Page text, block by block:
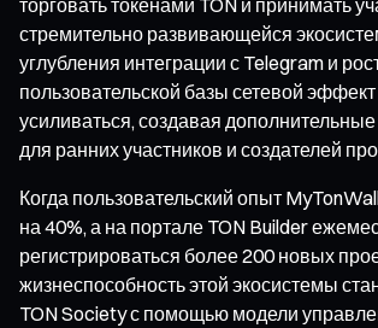
стремительно развивающейся
углубления интеграции с Telegram и
пользовательской базы сетевой эффект
усиливаться, создавая
для ранних участников и создателей
Когда пользовательский опыт
на 40%, а на портале TON Builder
регистрироваться более 200 новых
жизнеспособность этой экосистемы
TON Society с помощью модели